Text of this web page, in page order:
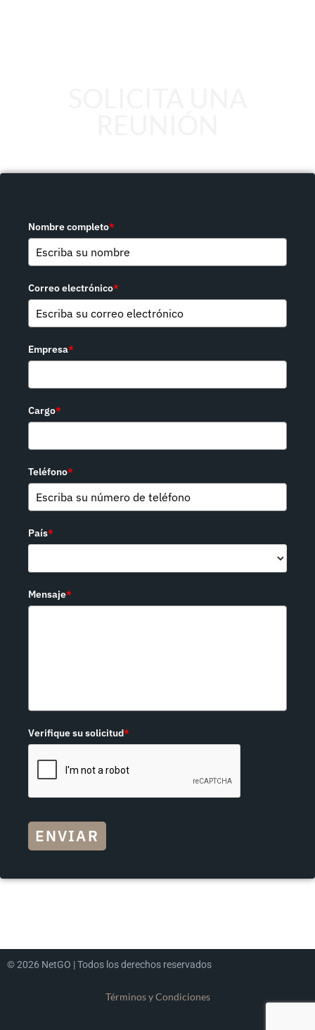
Nombre completo*
Correo electrónico*
Empresa*
Cargo*
Teléfono*
País*
Mensaje*
Verifique su solicitud*
ENVIAR
© 2026 NetGO | Todos los derechos reservados
Términos y Condiciones